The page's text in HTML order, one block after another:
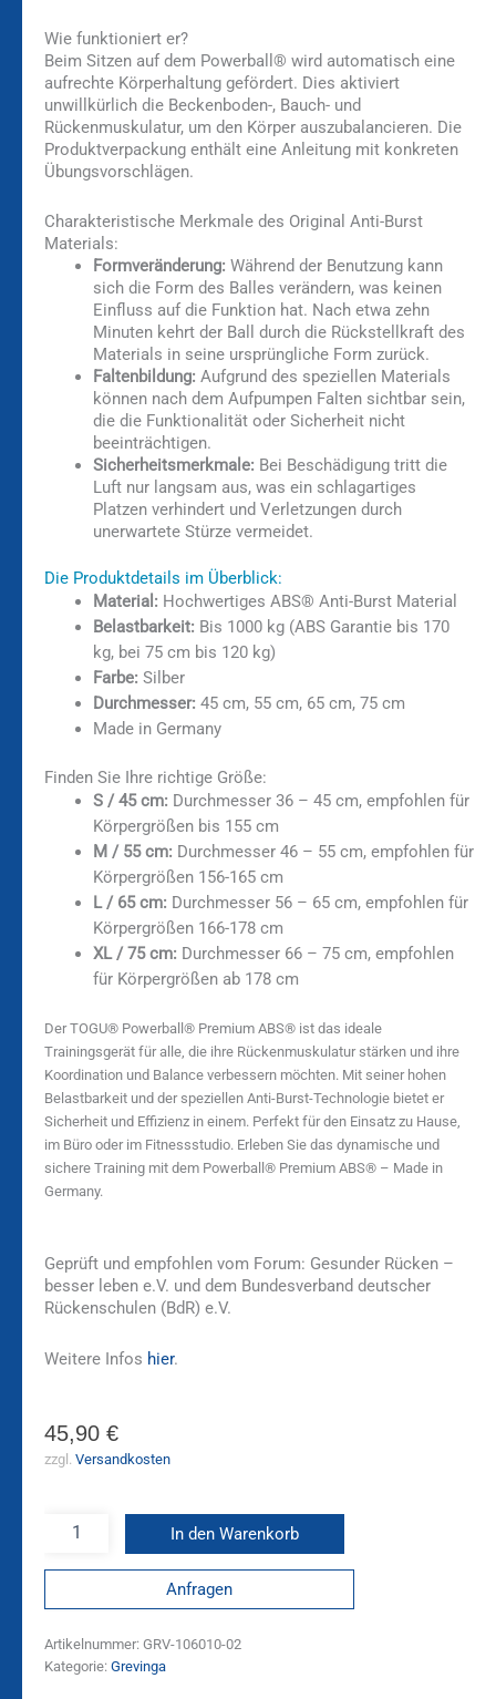
Wie funktioniert er?
Beim Sitzen auf dem Powerball® wird automatisch eine
aufrechte Körperhaltung gefördert. Dies aktiviert
unwillkürlich die Beckenboden-, Bauch- und
Rückenmuskulatur, um den Körper auszubalancieren. Die
Produktverpackung enthält eine Anleitung mit konkreten
Übungsvorschlägen.
Charakteristische Merkmale des Original Anti-Burst
Materials:
Formveränderung: Während der Benutzung kann
sich die Form des Balles verändern, was keinen
Einfluss auf die Funktion hat. Nach etwa zehn
Minuten kehrt der Ball durch die Rückstellkraft des
Materials in seine ursprüngliche Form zurück.
Faltenbildung: Aufgrund des speziellen Materials
können nach dem Aufpumpen Falten sichtbar sein,
die die Funktionalität oder Sicherheit nicht
beeinträchtigen.
Sicherheitsmerkmale: Bei Beschädigung tritt die
Luft nur langsam aus, was ein schlagartiges
Platzen verhindert und Verletzungen durch
unerwartete Stürze vermeidet.
Die Produktdetails im Überblick:
Material: Hochwertiges ABS® Anti-Burst Material
Belastbarkeit: Bis 1000 kg (ABS Garantie bis 170
kg, bei 75 cm bis 120 kg)
Farbe: Silber
Durchmesser: 45 cm, 55 cm, 65 cm, 75 cm
Made in Germany
Finden Sie Ihre richtige Größe:
S / 45 cm: Durchmesser 36 – 45 cm, empfohlen für
Körpergrößen bis 155 cm
M / 55 cm: Durchmesser 46 – 55 cm, empfohlen für
Körpergrößen 156-165 cm
L / 65 cm: Durchmesser 56 – 65 cm, empfohlen für
Körpergrößen 166-178 cm
XL / 75 cm: Durchmesser 66 – 75 cm, empfohlen
für Körpergrößen ab 178 cm
Der TOGU® Powerball® Premium ABS® ist das ideale
Trainingsgerät für alle, die ihre Rückenmuskulatur stärken und ihre
Koordination und Balance verbessern möchten. Mit seiner hohen
Belastbarkeit und der speziellen Anti-Burst-Technologie bietet er
Sicherheit und Effizienz in einem. Perfekt für den Einsatz zu Hause,
im Büro oder im Fitnessstudio. Erleben Sie das dynamische und
sichere Training mit dem Powerball® Premium ABS® – Made in
Germany.
Geprüft und empfohlen vom Forum: Gesunder Rücken –
besser leben e.V. und dem Bundesverband deutscher
Rückenschulen (BdR) e.V.
Weitere Infos hier.
45,90 €
zzgl. Versandkosten
In den Warenkorb
Anfragen
Artikelnummer: GRV-106010-02
Kategorie: Grevinga